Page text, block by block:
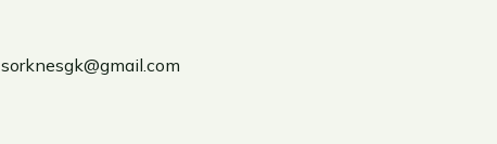
sorknesgk@gmail.com